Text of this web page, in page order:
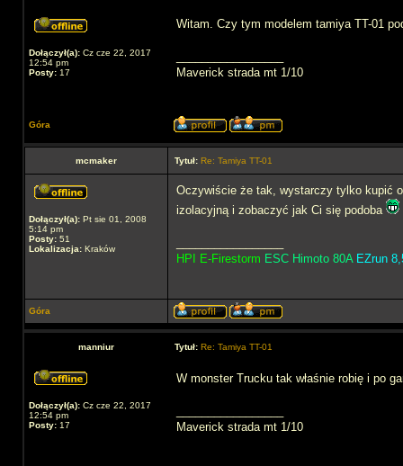
Dołączył(a): Cz cze 22, 2017
12:54 pm
Posty: 17
Witam. Czy tym modelem tamiya TT-01
Maverick strada mt 1/10
Góra
mcmaker Tytuł: Re: Tamiya TT-01
Dołączył(a): Pt sie 01, 2008
5:14 pm
Posty: 51
Lokalizacja: Kraków
Oczywiście że tak, wystarczy tylko kupić
izolacyjną i zobaczyć jak Ci się podoba
HPI E-Firestorm ESC Himoto 80A EZrun
Góra
manniur Tytuł: Re: Tamiya TT-01
Dołączył(a): Cz cze 22, 2017
12:54 pm
Posty: 17
W monster Trucku tak właśnie robię i po
Maverick strada mt 1/10